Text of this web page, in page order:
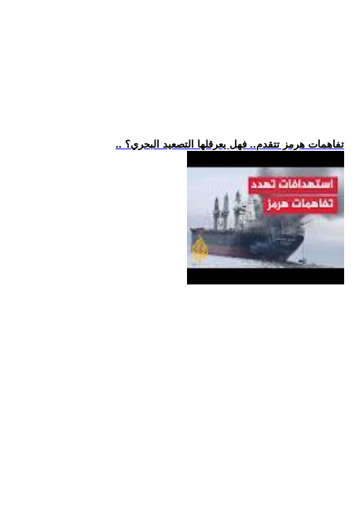
.. تفاهمات هرمز تتقدم.. فهل يعرقلها التصعيد البحري؟